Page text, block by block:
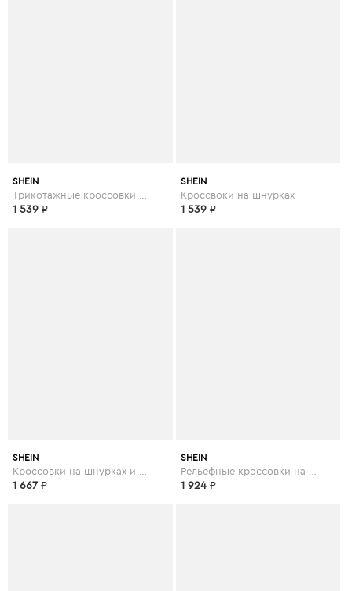
SHEIN
1 539 ₽
SHEIN
Кроссвоки на шнурках
1 539 ₽
SHEIN
1 667 ₽
SHEIN
1 924 ₽